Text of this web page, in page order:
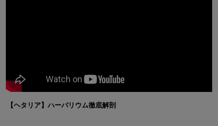
【ヘタリア】ハーバリウム徹底解剖